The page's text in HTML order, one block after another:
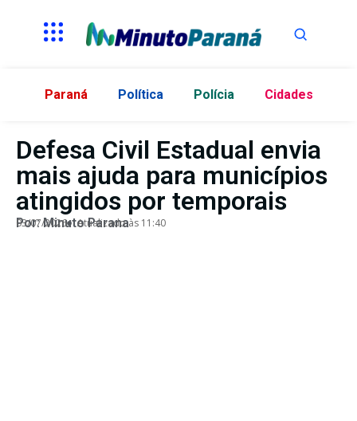
Paraná Política Polícia Cidades
Defesa Civil Estadual envia
mais ajuda para municípios
atingidos por temporais
Por:Minuto Parana
03/07/2026 Atualizado às 11:40